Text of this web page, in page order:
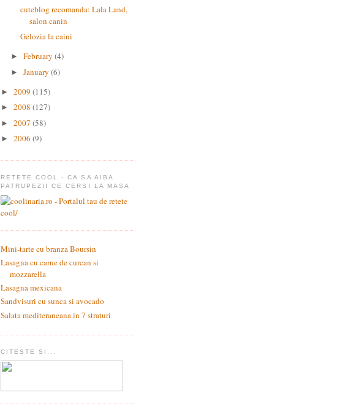
cuteblog recomanda: Lala Land,
salon canin
Gelozia la caini
► February (4)
► January (6)
► 2009 (115)
► 2008 (127)
► 2007 (58)
► 2006 (9)
RETETE COOL - CA SA AIBA
PATRUPEZII CE CERSI LA MASA
Mini-tarte cu branza Boursin
Lasagna cu carne de curcan si
mozzarella
Lasagna mexicana
Sandvisuri cu sunca si avocado
Salata mediteraneana in 7 straturi
CITESTE SI...